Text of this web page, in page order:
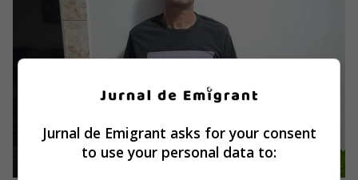
Jurnal de Emigrant asks for your consent
to use your personal data to: